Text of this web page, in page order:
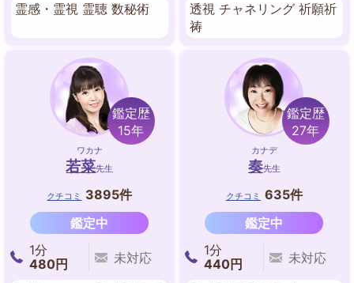
霊感・霊視 霊聴 数秘術
透視 チャネリング 祈願祈
祷
鑑定歴
15年
ワカナ
若菜先生
クチコミ
3895件
鑑定中
1分
480円
未対応
鑑定歴
27年
カナデ
奏先生
クチコミ 635件
鑑定中
1分
440円
未対応